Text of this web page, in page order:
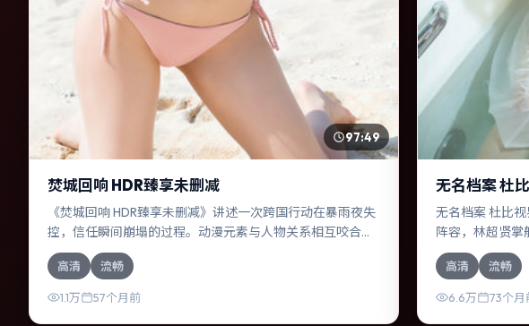
97:49
焚城回响 HDR臻享未删减
《焚城回响 HDR臻享未删减》讲述一次跨国行动在暴雨夜失
控，信任瞬间崩塌的过程。动漫元素与人物关系相互咬合，
莱昂纳多·迪卡普里奥、周迅的对手戏尤为出彩。导演朴赞郁
善于在长镜头中积蓄张力，本片亦在中国台湾实地取景，增
强真实质感。
高清 流畅
1.1万 57个月前
无名档案 杜
无名档案 杜比
阵容，林超贤掌
次意外选择展
尾留白耐人寻味。
高清 流畅
6.6万 73个月